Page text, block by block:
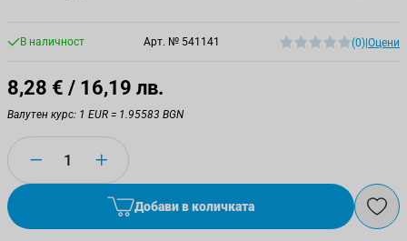
В наличност Арт. № 541141 (0)|Оцени
8,28 € / 16,19 лв.
Валутен курс: 1 EUR = 1.95583 BGN
Количество
Добави в количката